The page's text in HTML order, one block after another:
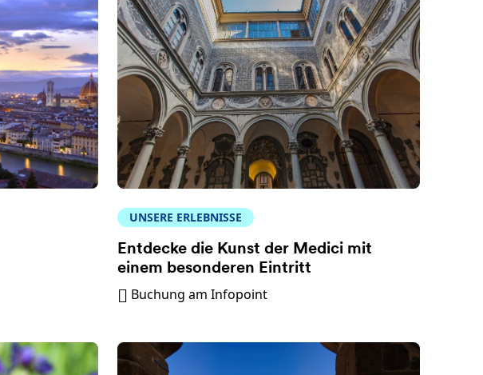
UNSERE ERLEBNISSE
Entdecke die Kunst der Medici mit
einem besonderen Eintritt
Buchung am Infopoint